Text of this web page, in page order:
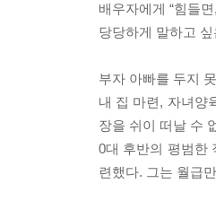
배우자에게 “힘들
당당하게 말하고
부자 아빠를 두지
내 집 마련, 자녀양
장을 쉬이 떠날 수
0대 후반의 평범한
련했다. 그는 월급